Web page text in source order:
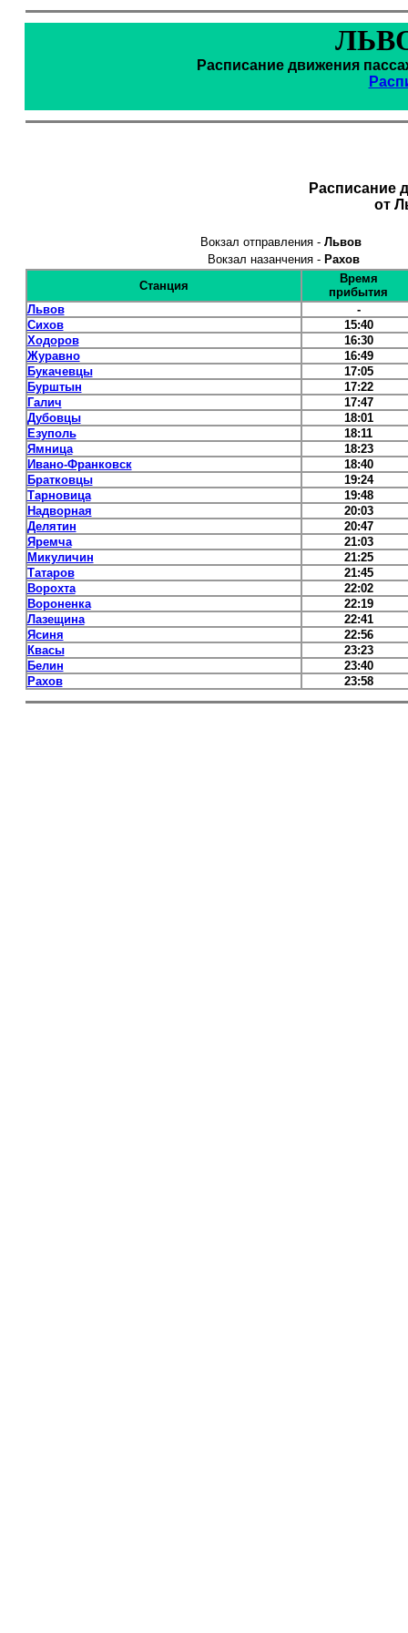
Расписание движения
Расписание
от
Вокзал отправления - Львов
Вокзал назанчения - Рахов
Станция
Время
прибытия
Львов
-
Сихов
15:40
Ходоров
16:30
Журавно
16:49
Букачевцы
17:05
Бурштын
17:22
Галич
17:47
Дубовцы
18:01
Езуполь
18:11
Ямница
18:23
Ивано-Франковск
18:40
Братковцы
19:24
Тарновица
19:48
Надворная
20:03
Делятин
20:47
Яремча
21:03
Микуличин
21:25
Татаров
21:45
Ворохта
22:02
Вороненка
22:19
Лазещина
22:41
Ясиня
22:56
Квасы
23:23
Белин
23:40
Рахов
23:58